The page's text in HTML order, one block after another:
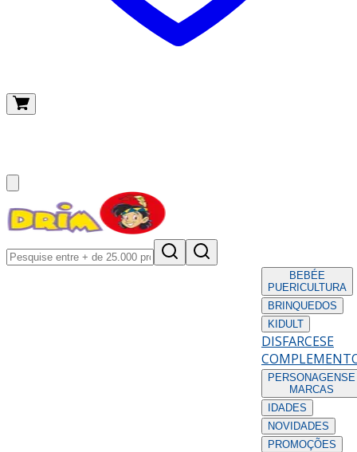
BEBÉE
PUERICULTURA
BRINQUEDOS
KIDULT
DISFARCESE
PERSONAGENS E
MARCAS
IDADES
NOVIDADES
PROMOÇÕES